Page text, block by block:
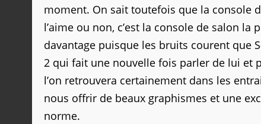
moment. On sait toutefois que la console
l’aime ou non, c’est la console de salon
davantage puisque les bruits courent que
2 qui fait une nouvelle fois parler de lui et
l’on retrouvera certainement dans les
nous offrir de beaux graphismes et une
norme.